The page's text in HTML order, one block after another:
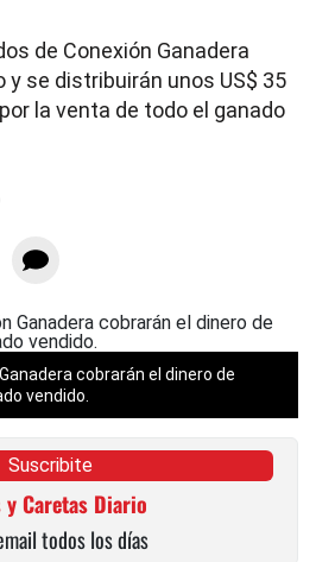
de Conexión Ganadera
y se distribuirán unos US$ 35
la venta de todo el ganado
cobrarán el dinero de
vendido.
Suscribite
y Caretas Diario
todos los días